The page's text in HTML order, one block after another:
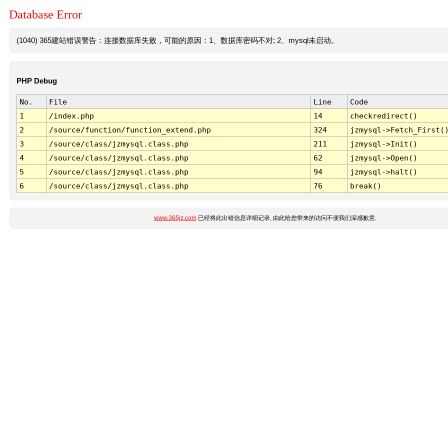
Database Error
(1040) 365建站错误警告：连接数据库失败，可能的原因：1、数据库密码不对; 2、mysql未启动。
PHP Debug
No. File Line
Code
1
/index.php 14
checkredirect()
2
/source/function/function_extend.php 324
jzmysql-
3
/source/class/jzmysql.class.php 211
jzmysql->Init()
4
/source/class/jzmysql.class.php 62
jzmysql->Open()
5
/source/class/jzmysql.class.php 94
jzmysql->halt()
6
/source/class/jzmysql.class.php 76 break()
www.365jz.com已经将此出错信息详细记录, 由此给您带来的访问不便我们深感歉意.